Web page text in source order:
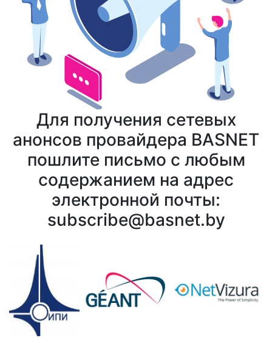
Для получения сетевых
анонсов провайдера BASNET
пошлите письмо с любым
содержанием на адрес
электронной почты:
subscribe@basnet.by